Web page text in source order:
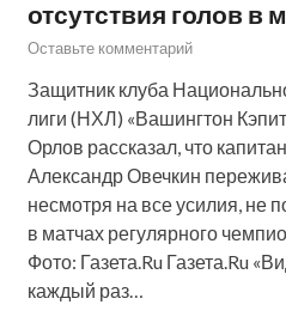
отсутствия голов в
Оставьте комментарий
Защитник клуба
лиги (НХЛ) «Вашингтон
Орлов рассказал, что
Александр Овечкин
несмотря на все усилия, не
в матчах регулярного
Фото: Газета.Ru Газета.Ru
каждый раз…